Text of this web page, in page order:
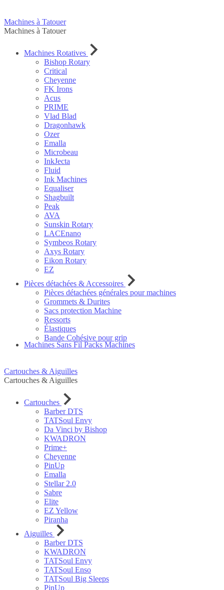
Machines à Tatouer
Machines à Tatouer
Machines Rotatives
Bishop Rotary
Critical
Cheyenne
FK Irons
Acus
PRIME
Vlad Blad
Dragonhawk
Ozer
Emalla
Microbeau
InkJecta
Fluid
Ink Machines
Equaliser
Shagbuilt
Peak
AVA
Sunskin Rotary
LACEnano
Symbeos Rotary
Axys Rotary
Eikon Rotary
EZ
Pièces détachées & Accessoires
Pièces détachées générales pour machines
Grommets & Durites
Sacs protection Machine
Ressorts
Élastiques
Bande Cohésive pour grip
Machines Sans Fil Packs Machines
Cartouches & Aiguilles
Cartouches & Aiguilles
Cartouches
Barber DTS
TATSoul Envy
Da Vinci by Bishop
KWADRON
Prime+
Cheyenne
PinUp
Emalla
Stellar 2.0
Sabre
Elite
EZ Yellow
Piranha
Aiguilles
Barber DTS
KWADRON
TATSoul Envy
TATSoul Enso
TATSoul Big Sleeps
PinUp